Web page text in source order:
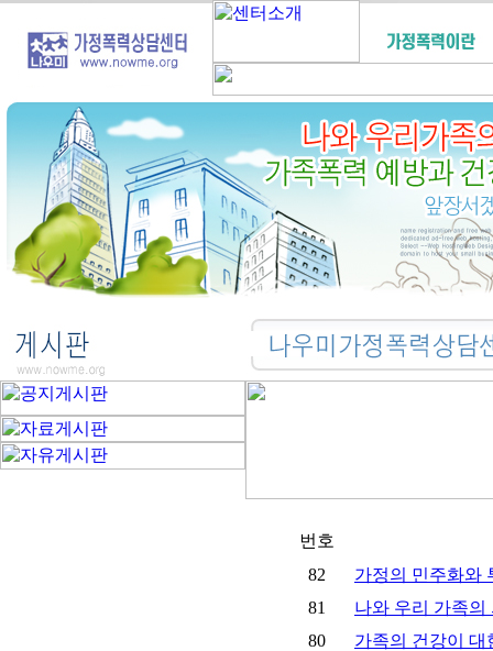
번호
82
가정의 민주화와
81
나와 우리 가족의
80
가족의 건강이